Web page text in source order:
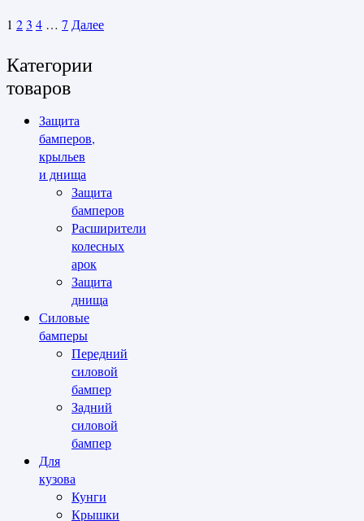
1 23 4 … 7 Далее
Категории
товаров
Защита
бамперов,
крыльев
и днища
Защита
бамперов
Расширители
колесных
арок
Защита
днища
Силовые
бамперы
Передний
силовой
бампер
Задний
силовой
бампер
Для
кузова
Кунги
Крышки